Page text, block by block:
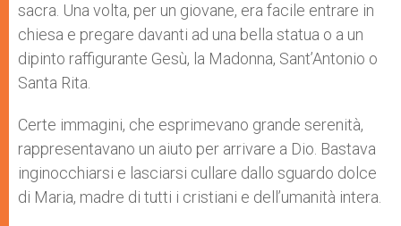
sacra. Una volta, per un giovane, era facile entrare in
chiesa e pregare davanti ad una bella statua o a un
dipinto raffigurante Gesù, la Madonna, Sant’Antonio o
Santa Rita.
Certe immagini, che esprimevano grande serenità,
rappresentavano un aiuto per arrivare a Dio. Bastava
inginocchiarsi e lasciarsi cullare dallo sguardo dolce
di Maria, madre di tutti i cristiani e dell’umanità intera.